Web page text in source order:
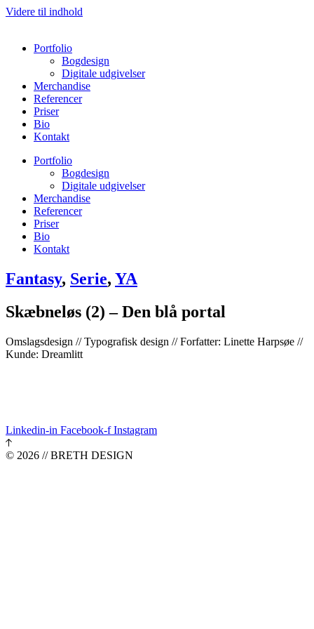
Videre til indhold
Portfolio
Bogdesign
Digitale udgivelser
Merchandise
Referencer
Priser
Bio
Kontakt
Portfolio
Bogdesign
Digitale udgivelser
Merchandise
Referencer
Priser
Bio
Kontakt
Fantasy, Serie, YA
Skæbneløs (2) – Den blå portal
Omslagsdesign // Typografisk design // Forfatter: Linette Harpsøe //
Kunde: Dreamlitt
Linkedin-in Facebook-f Instagram
© 2026 // BRETH DESIGN